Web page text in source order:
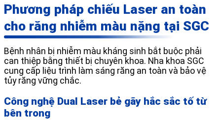
Phương pháp chiếu Laser an toàn
cho răng nhiễm màu nặng tại SGC
Bệnh nhân bị nhiễm màu kháng sinh bắt buộc phải
can thiệp bằng thiết bị chuyên khoa. Nha khoa SGC
cung cấp liệu trình làm sáng răng an toàn và bảo vệ
tủy răng vững chắc.
Công nghệ Dual Laser bẻ gãy hắc sắc tố từ
bên trong